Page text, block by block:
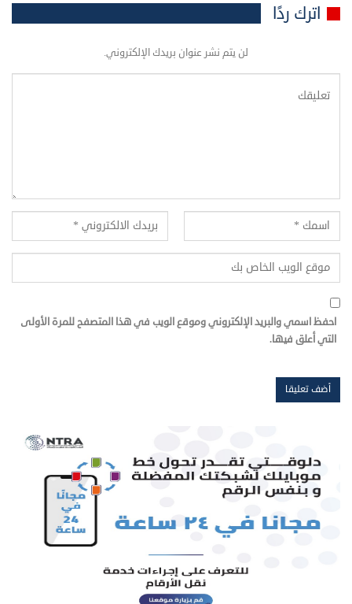
اترك ردًا
لن يتم نشر عنوان بريدك الإلكتروني.
احفظ اسمي والبريد الإلكتروني وموقع الويب في هذا المتصفح للمرة الأولى
التي أعلق فيها.